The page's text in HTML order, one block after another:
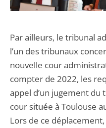
Par ailleurs, le tribunal
l’un des tribunaux
nouvelle cour
compter de 2022, les
appel d’un jugement du
cour située à Toulouse
Lors de ce